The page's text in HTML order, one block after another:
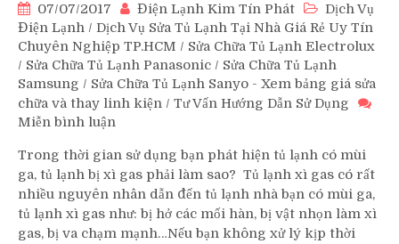
07/07/2017 Điện Lạnh Kim Tín Phát
Dịch Vụ
Điện Lạnh / Dịch Vụ Sửa Tủ Lạnh Tại Nhà Giá Rẻ Uy Tín
Chuyên Nghiệp TP.HCM / Sửa Chữa Tủ Lạnh Electrolux
/ Sửa Chữa Tủ Lạnh Panasonic / Sửa Chữa Tủ Lạnh
Samsung / Sửa Chữa Tủ Lạnh Sanyo - Xem bảng giá sửa
chữa và thay linh kiện / Tư Vấn Hướng Dẫn Sử Dụng
Miễn bình luận
Lạnh
Có
Mùi
Ga,
Tủ
Trong thời gian sử dụng bạn phát hiện tủ lạnh có mùi
ga, tủ lạnh bị xì gas phải làm sao? Tủ lạnh xì gas có rất
nhiều nguyên nhân dẫn đến tủ lạnh nhà bạn có mùi ga,
tủ lạnh xì gas như: bị hở các mối hàn, bị vật nhọn làm xì
gas, bị va chạm mạnh…Nếu bạn không xử lý kịp thời